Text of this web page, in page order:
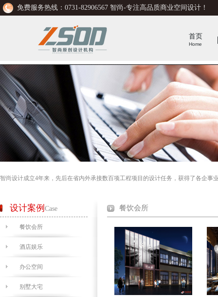
免费服务热线：0731-82906567 智尚-专注高品质商业空间设计！
首页
Home
智尚设计成立4年来，先后在省内外承接数百项工程项目的设计任务，获得了各企事
设计案例 Case
餐饮会所
酒店娱乐
办公空间
别墅大宅
餐饮会所